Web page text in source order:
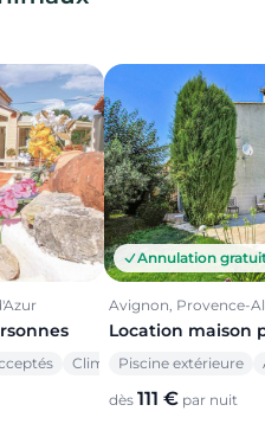
Climatisation
Annulation
Avignon, Provence-
Location maison
Piscine extérieure
dès 111 € par nuit